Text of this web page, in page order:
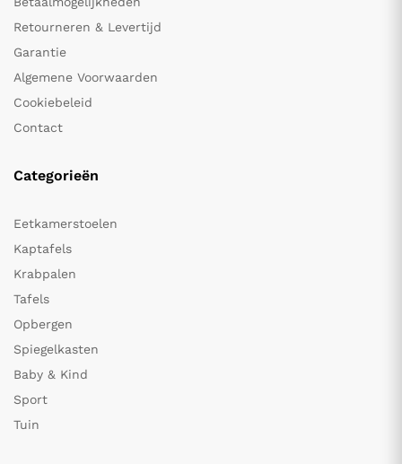
Retourneren & Levertijd
Garantie
Algemene Voorwaarden
Cookiebeleid
Contact
Categorieën
Eetkamerstoelen
Kaptafels
Krabpalen
Tafels
Opbergen
Spiegelkasten
Baby & Kind
Sport
Tuin